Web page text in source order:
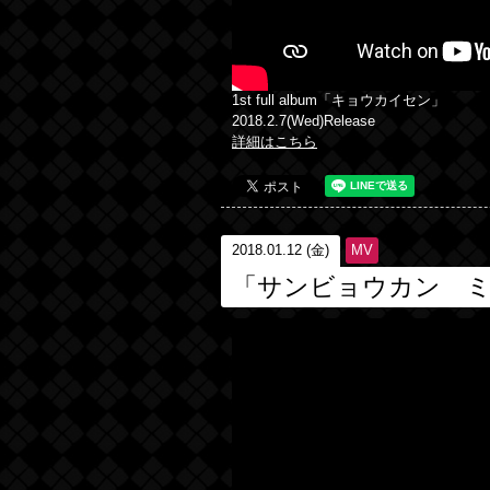
1st full album「キョウカイセン」
2018.2.7(Wed)Release
詳細はこちら
2018.01.12 (金) MV
「サンビョウカン